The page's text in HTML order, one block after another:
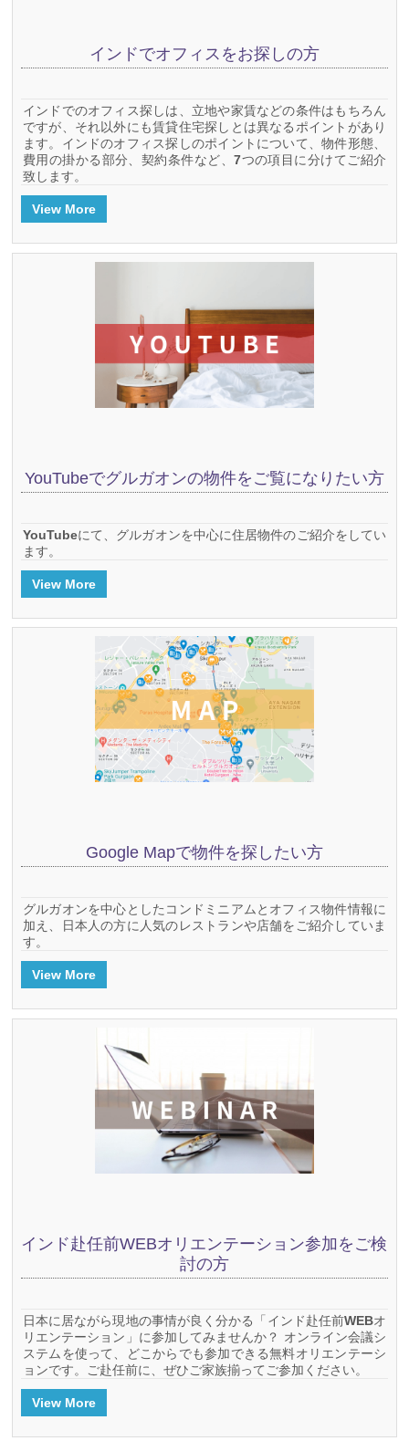
インドでオフィスをお探しの方
インドでのオフィス探しは、立地や家賃などの条件はもちろん
ですが、それ以外にも賃貸住宅探しとは異なるポイントがあり
ます。インドのオフィス探しのポイントについて、物件形態、
費用の掛かる部分、契約条件など、7つの項目に分けてご紹介
致します。
View More
YouTubeでグルガオンの物件をご覧になりたい方
YouTubeにて、グルガオンを中心に住居物件のご紹介をしてい
ます。
View More
Google Mapで物件を探したい方
グルガオンを中心としたコンドミニアムとオフィス物件情報に
加え、日本人の方に人気のレストランや店舗をご紹介していま
す。
View More
インド赴任前WEBオリエンテーション参加をご検
討の方
日本に居ながら現地の事情が良く分かる「インド赴任前WEBオ
リエンテーション」に参加してみませんか？ オンライン会議シ
ステムを使って、どこからでも参加できる無料オリエンテーシ
ョンです。ご赴任前に、ぜひご家族揃ってご参加ください。
View More